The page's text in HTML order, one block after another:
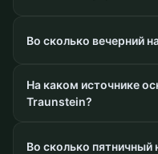
Во сколько вечерний
На каком источнике
Traunstein?
Во сколько пятничный